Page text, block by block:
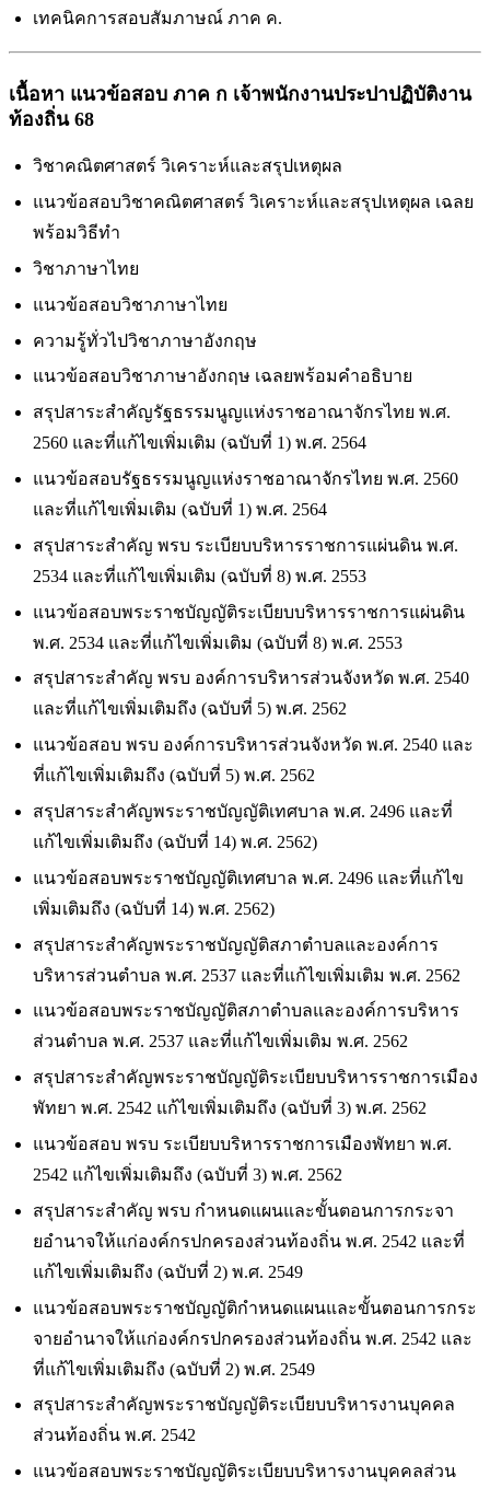
เทคนิคการสอบสัมภาษณ์ ภาค ค.
เนื้อหา แนวข้อสอบ ภาค ก เจ้าพนักงานประปาปฏิบัติงาน
ท้องถิ่น 68
วิชาคณิตศาสตร์ วิเคราะห์และสรุปเหตุผล
แนวข้อสอบวิชาคณิตศาสตร์ วิเคราะห์และสรุปเหตุผล เฉลย
พร้อมวิธีทำ
วิชาภาษาไทย
แนวข้อสอบวิชาภาษาไทย
ความรู้ทั่วไปวิชาภาษาอังกฤษ
แนวข้อสอบวิชาภาษาอังกฤษ เฉลยพร้อมคำอธิบาย
สรุปสาระสำคัญรัฐธรรมนูญแห่งราชอาณาจักรไทย พ.ศ.
2560 และที่แก้ไขเพิ่มเติม (ฉบับที่ 1) พ.ศ. 2564
แนวข้อสอบรัฐธรรมนูญแห่งราชอาณาจักรไทย พ.ศ. 2560
และที่แก้ไขเพิ่มเติม (ฉบับที่ 1) พ.ศ. 2564
สรุปสาระสำคัญ พรบ ระเบียบบริหารราชการแผ่นดิน พ.ศ.
2534 และที่แก้ไขเพิ่มเติม (ฉบับที่ 8) พ.ศ. 2553
แนวข้อสอบพระราชบัญญัติระเบียบบริหารราชการแผ่นดิน
พ.ศ. 2534 และที่แก้ไขเพิ่มเติม (ฉบับที่ 8) พ.ศ. 2553
สรุปสาระสำคัญ พรบ องค์การบริหารส่วนจังหวัด พ.ศ. 2540
และที่แก้ไขเพิ่มเติมถึง (ฉบับที่ 5) พ.ศ. 2562
แนวข้อสอบ พรบ องค์การบริหารส่วนจังหวัด พ.ศ. 2540 และ
ที่แก้ไขเพิ่มเติมถึง (ฉบับที่ 5) พ.ศ. 2562
สรุปสาระสำคัญพระราชบัญญัติเทศบาล พ.ศ. 2496 และที่
แก้ไขเพิ่มเติมถึง (ฉบับที่ 14) พ.ศ. 2562)
แนวข้อสอบพระราชบัญญัติเทศบาล พ.ศ. 2496 และที่แก้ไข
เพิ่มเติมถึง (ฉบับที่ 14) พ.ศ. 2562)
สรุปสาระสำคัญพระราชบัญญัติสภาตำบลและองค์การ
บริหารส่วนตำบล พ.ศ. 2537 และที่แก้ไขเพิ่มเติม พ.ศ. 2562
แนวข้อสอบพระราชบัญญัติสภาตำบลและองค์การบริหาร
ส่วนตำบล พ.ศ. 2537 และที่แก้ไขเพิ่มเติม พ.ศ. 2562
สรุปสาระสำคัญพระราชบัญญัติระเบียบบริหารราชการเมือง
พัทยา พ.ศ. 2542 แก้ไขเพิ่มเติมถึง (ฉบับที่ 3) พ.ศ. 2562
แนวข้อสอบ พรบ ระเบียบบริหารราชการเมืองพัทยา พ.ศ.
2542 แก้ไขเพิ่มเติมถึง (ฉบับที่ 3) พ.ศ. 2562
สรุปสาระสำคัญ พรบ กำหนดแผนและขั้นตอนการกระจา
ยอำนาจให้แก่องค์กรปกครองส่วนท้องถิ่น พ.ศ. 2542 และที่
แก้ไขเพิ่มเติมถึง (ฉบับที่ 2) พ.ศ. 2549
แนวข้อสอบพระราชบัญญัติกำหนดแผนและขั้นตอนการกระ
จายอำนาจให้แก่องค์กรปกครองส่วนท้องถิ่น พ.ศ. 2542 และ
ที่แก้ไขเพิ่มเติมถึง (ฉบับที่ 2) พ.ศ. 2549
สรุปสาระสำคัญพระราชบัญญัติระเบียบบริหารงานบุคคล
ส่วนท้องถิ่น พ.ศ. 2542
แนวข้อสอบพระราชบัญญัติระเบียบบริหารงานบุคคลส่วน